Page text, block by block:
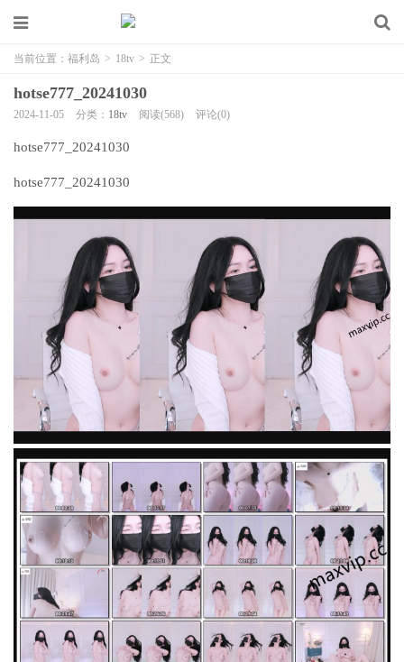
当前位置： 福利岛 > 18tv > 正文
hotse777_20241030
2024-11-05 分类： 18tv 阅读(568) 评论(0)
hotse777_20241030
hotse777_20241030